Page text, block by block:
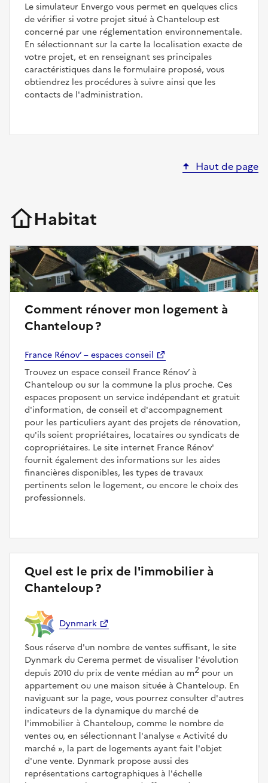
Le simulateur Envergo vous permet en quelques clics
de vérifier si votre projet situé à Chanteloup est
concerné par une réglementation environnementale.
En sélectionnant sur la carte la localisation exacte de
votre projet, et en renseignant ses principales
caractéristiques dans le formulaire proposé, vous
obtiendrez les procédures à suivre ainsi que les
contacts de l'administration.
Haut de page
Habitat
Comment rénover mon logement à
Chanteloup ?
France Rénov’ – espaces conseil
Trouvez un espace conseil France Rénov’ à
Chanteloup ou sur la commune la plus proche. Ces
espaces proposent un service indépendant et gratuit
d'information, de conseil et d'accompagnement
pour les particuliers ayant des projets de rénovation,
qu'ils soient propriétaires, locataires ou syndicats de
copropriétaires. Le site internet France Rénov'
fournit également des informations sur les aides
financières disponibles, les types de travaux
pertinents selon le logement, ou encore le choix des
professionnels.
Quel est le prix de l'immobilier à
Chanteloup ?
Dynmark
Sous réserve d'un nombre de ventes suffisant, le site
Dynmark du Cerema permet de visualiser l'évolution
depuis 2010 du prix de vente médian au m2 pour un
appartement ou une maison située à Chanteloup. En
naviguant sur la page, vous pourrez consulter d'autres
indicateurs de la dynamique du marché de
l'immobilier à Chanteloup, comme le nombre de
ventes ou, en sélectionnant l'analyse
Activité du
marché , la part de logements ayant fait l'objet
d'une vente. Dynmark propose aussi des
représentations cartographiques à l'échelle